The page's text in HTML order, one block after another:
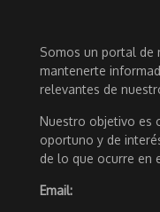
Somos un portal de
mantenerte
relevantes de
Nuestro objetivo es
oportuno y de
de lo que ocurre en
Email: